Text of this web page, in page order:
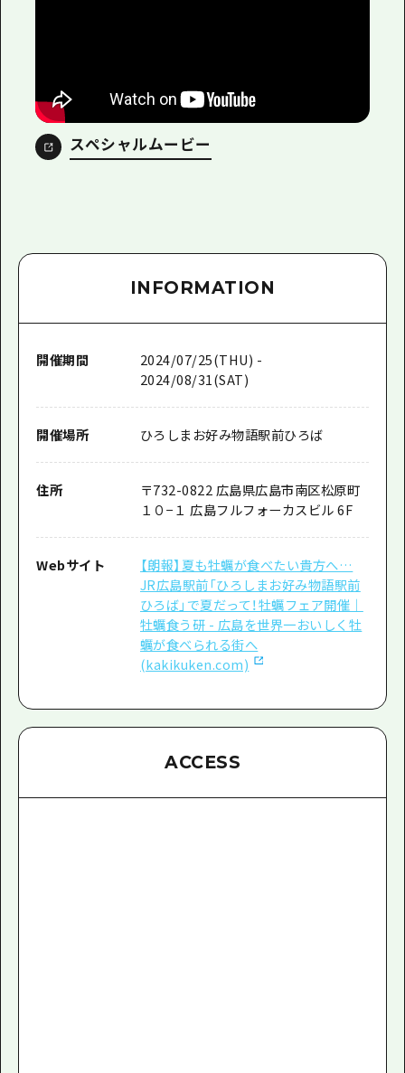
スペシャルムービー
INFORMATION
開催期間
2024/07/25(THU) -
2024/08/31(SAT)
開催場所 ひろしまお好み物語駅前ひろば
住所
〒732-0822 広島県広島市南区松原町
１０−１ 広島フルフォーカスビル 6F
Webサイト
【朗報】夏も牡蠣が食べたい貴方へ…
JR広島駅前「ひろしまお好み物語駅前
ひろば」で夏だって！牡蠣フェア開催｜
牡蠣食う研 - 広島を世界一おいしく牡
蠣が食べられる街へ
(kakikuken.com)
ACCESS